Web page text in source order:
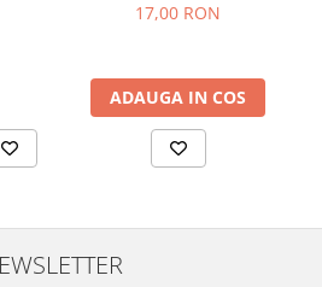
17,00 RON
ADAUGA IN COS